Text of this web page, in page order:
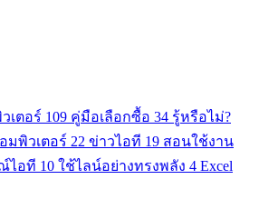
เตอร์ 109 คู่มือเลือกซื้อ 34 รู้หรือไม่?
มพิวเตอร์ 22 ข่าวไอที 19 สอนใช้งาน
ไอที 10 ใช้ไลน์อย่างทรงพลัง 4 Excel